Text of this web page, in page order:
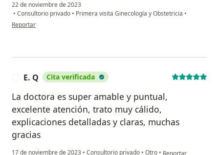
22 de noviembre de 2023
• Consultorio privado • Primera visita Ginecología y Obstetricia •
en opinión del usuario I R L
Reportar
E. Q Cita verificada
La doctora es super amable y puntual,
excelente atención, trato muy cálido,
explicaciones detalladas y claras, muchas
gracias
17 de noviembre de 2023 • Consultorio privado • Otro • en opinión del
Reportar